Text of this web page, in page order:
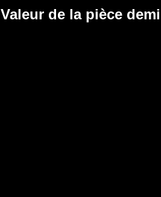
Valeur de la pièce